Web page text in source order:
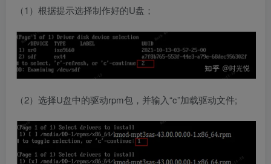
（1）根据提示选择制作好的U盘；
（2）选择U盘中的驱动rpm包，并输入“c”加载驱动文件;